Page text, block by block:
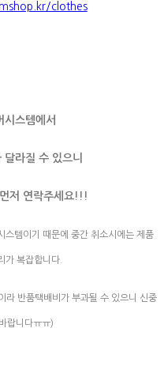
clothes
시스템에서
라질 수 있으니
저 연락주세요!!!
스템이기 때문에 중간 취소시에는 제품
가 복잡합니다.
라 반품택배비가 부과될 수 있으니 신중
랍니다ㅠㅠ)